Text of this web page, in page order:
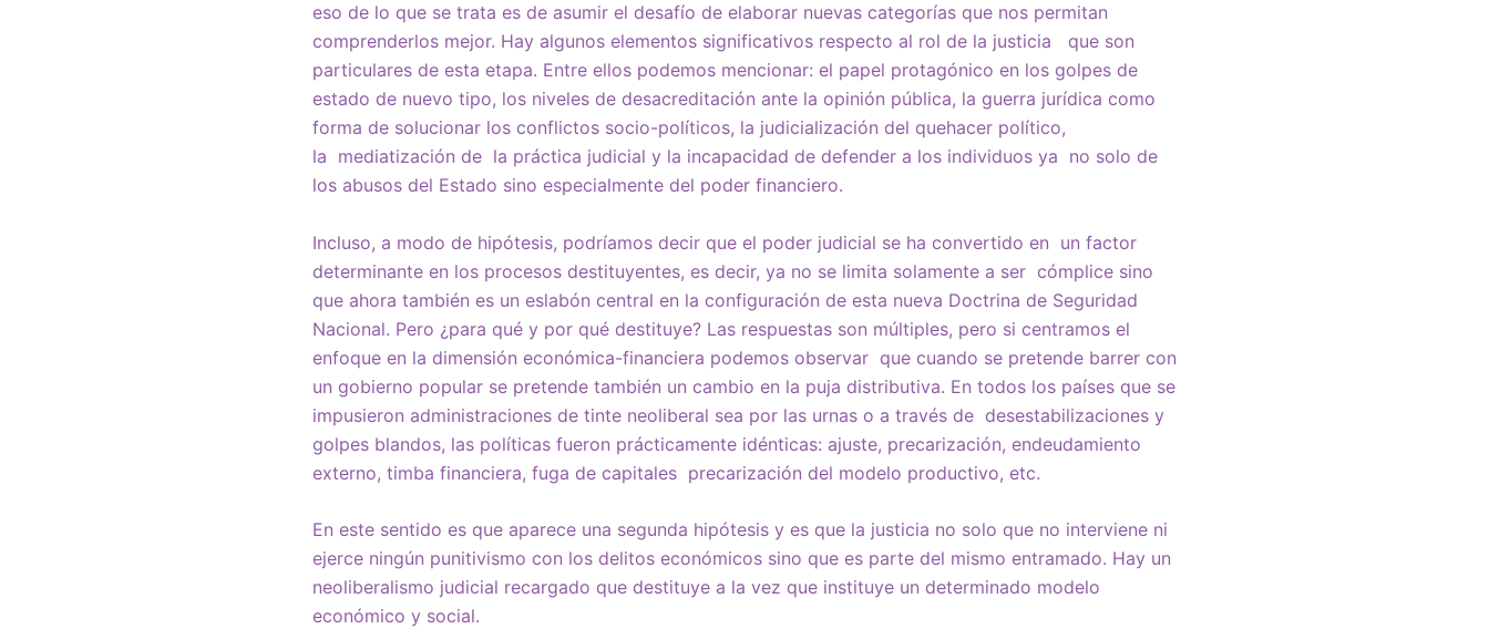
eso de lo que se trata es de asumir el desafío de elaborar nuevas categorías que nos permitan
comprenderlos mejor. Hay algunos elementos significativos respecto al rol de la justicia que son
particulares de esta etapa. Entre ellos podemos mencionar: el papel protagónico en los golpes de
estado de nuevo tipo, los niveles de desacreditación ante la opinión pública, la guerra jurídica como
forma de solucionar los conflictos socio-políticos, la judicialización del quehacer político,
la mediatización de la práctica judicial y la incapacidad de defender a los individuos ya no solo de
los abusos del Estado sino especialmente del poder financiero.
Incluso, a modo de hipótesis, podríamos decir que el poder judicial se ha convertido en un factor
determinante en los procesos destituyentes, es decir, ya no se limita solamente a ser cómplice sino
que ahora también es un eslabón central en la configuración de esta nueva Doctrina de Seguridad
Nacional. Pero ¿para qué y por qué destituye? Las respuestas son múltiples, pero si centramos el
enfoque en la dimensión económica-financiera podemos observar que cuando se pretende barrer con
un gobierno popular se pretende también un cambio en la puja distributiva. En todos los países que se
impusieron administraciones de tinte neoliberal sea por las urnas o a través de desestabilizaciones y
golpes blandos, las políticas fueron prácticamente idénticas: ajuste, precarización, endeudamiento
externo, timba financiera, fuga de capitales precarización del modelo productivo, etc.
En este sentido es que aparece una segunda hipótesis y es que la justicia no solo que no interviene ni
ejerce ningún punitivismo con los delitos económicos sino que es parte del mismo entramado. Hay un
neoliberalismo judicial recargado que destituye a la vez que instituye un determinado modelo
económico y social.